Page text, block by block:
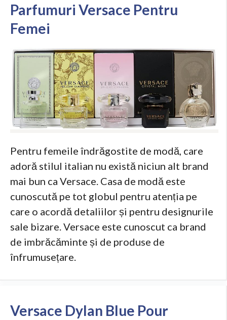
Parfumuri Versace Pentru
Femei
Pentru femeile îndrăgostite de modă, care
adoră stilul italian nu există niciun alt brand
mai bun ca Versace. Casa de modă este
cunoscută pe tot globul pentru atenția pe
care o acordă detaliilor și pentru designurile
sale bizare. Versace este cunoscut ca brand
de imbrăcăminte și de produse de
înfrumusețare.
Versace Dylan Blue Pour